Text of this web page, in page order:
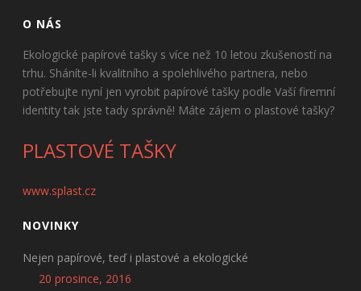
O NÁS
Ekologické papírové tašky s více než 10 letou zkušeností na
trhu. Sháníte-li kvalitního a spolehlivého partnera, nebo
potřebujte nyní jen vyrobit papírové tašky podle Vaší firemní
identity tak jste tady správně! Máte zájem o plastové tašky?
PLASTOVÉ TAŠKY
www.splast.cz
NOVINKY
Nejen papírové, teď i plastové a ekologické
20 prosince, 2016